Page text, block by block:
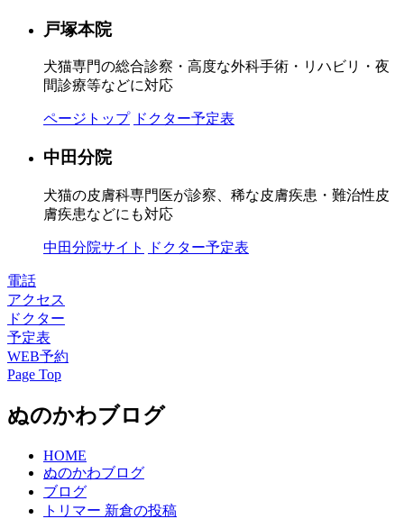
戸塚本院
犬猫専門の総合診察・高度な外科手術・リハビリ・夜
間診療等などに対応
ページトップ ドクター予定表
中田分院
犬猫の皮膚科専門医が診察、稀な皮膚疾患・難治性皮
膚疾患などにも対応
中田分院サイト ドクター予定表
電話
アクセス
ドクター
予定表
WEB予約
Page Top
ぬのかわブログ
HOME
ぬのかわブログ
ブログ
トリマー 新倉の投稿